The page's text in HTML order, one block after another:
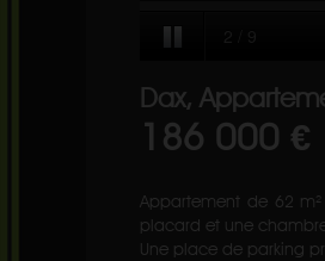
Dax,
186 000 €
Appartement de 62
placard et une
Une place de parking